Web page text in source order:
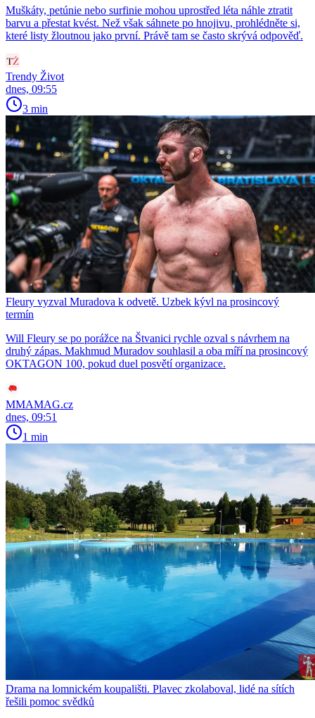
Muškáty, petúnie nebo surfinie mohou uprostřed léta náhle ztratit
barvu a přestat kvést. Než však sáhnete po hnojivu, prohlédněte si,
které listy žloutnou jako první. Právě tam se často skrývá odpověď.
Trendy Život
dnes, 09:55
3 min
Fleury vyzval Muradova k odvetě. Uzbek kývl na prosincový
termín
Will Fleury se po porážce na Štvanici rychle ozval s návrhem na
druhý zápas. Makhmud Muradov souhlasil a oba míří na prosincový
OKTAGON 100, pokud duel posvětí organizace.
MMAMAG.cz
dnes, 09:51
1 min
Drama na lomnickém koupališti. Plavec zkolaboval, lidé na sítích
řešili pomoc svědků